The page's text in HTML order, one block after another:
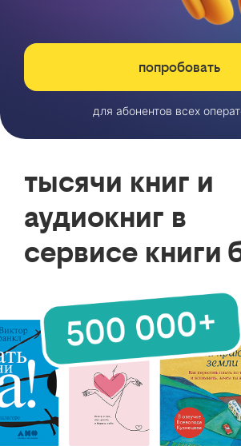
попробовать
для абонентов всех
тысячи книг и
аудиокниг в
сервисе книги